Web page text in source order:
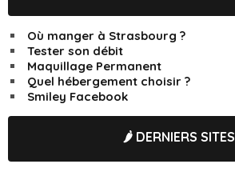
Où manger à Strasbourg ?
Tester son débit
Maquillage Permanent
Quel hébergement choisir ?
Smiley Facebook
🌶️ DERNIERS SITES